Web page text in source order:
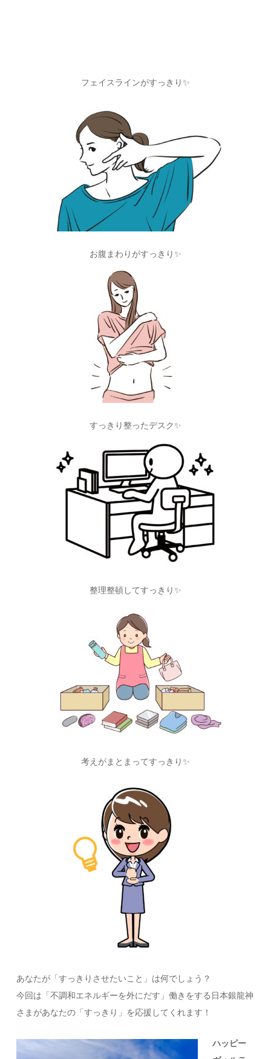
フェイスラインがすっきり✨
お腹まわりがすっきり✨
すっきり整ったデスク✨
整理整頓してすっきり✨
考えがまとまってすっきり✨
あなたが「すっきりさせたいこと」は何でしょう？
今回は「不調和エネルギーを外にだす」働きをする日本銀龍神
さまがあなたの「すっきり」を応援してくれます！
ハッピー